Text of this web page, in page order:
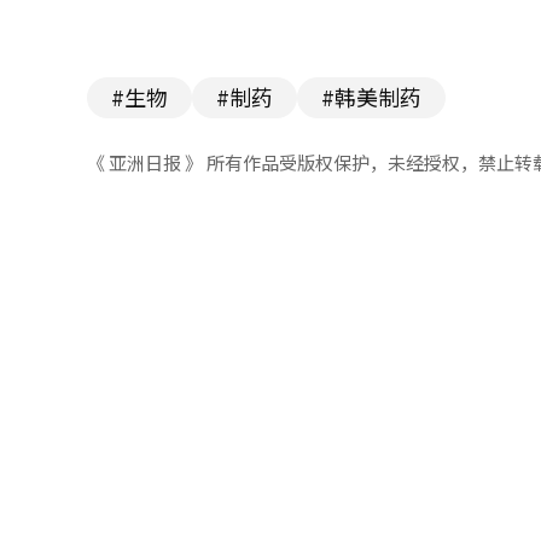
#生物 #制药 #韩美制药
《 亚洲日报 》 所有作品受版权保护，未经授权，禁止转